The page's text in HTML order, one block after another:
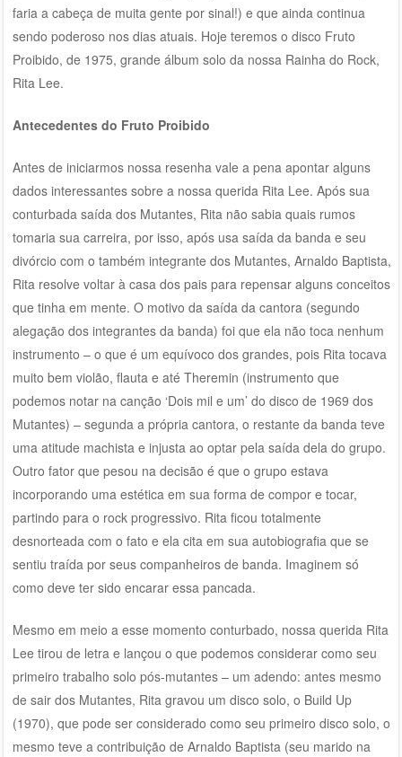
faria a cabeça de muita gente por sinal!) e que ainda continua
sendo poderoso nos dias atuais. Hoje teremos o disco Fruto
Proibido, de 1975, grande álbum solo da nossa Rainha do Rock,
Rita Lee.
Antecedentes do Fruto Proibido
Antes de iniciarmos nossa resenha vale a pena apontar alguns
dados interessantes sobre a nossa querida Rita Lee. Após sua
conturbada saída dos Mutantes, Rita não sabia quais rumos
tomaria sua carreira, por isso, após usa saída da banda e seu
divórcio com o também integrante dos Mutantes, Arnaldo Baptista,
Rita resolve voltar à casa dos pais para repensar alguns conceitos
que tinha em mente. O motivo da saída da cantora (segundo
alegação dos integrantes da banda) foi que ela não toca nenhum
instrumento – o que é um equívoco dos grandes, pois Rita tocava
muito bem violão, flauta e até Theremin (instrumento que
podemos notar na canção ‘Dois mil e um’ do disco de 1969 dos
Mutantes) – segunda a própria cantora, o restante da banda teve
uma atitude machista e injusta ao optar pela saída dela do grupo.
Outro fator que pesou na decisão é que o grupo estava
incorporando uma estética em sua forma de compor e tocar,
partindo para o rock progressivo. Rita ficou totalmente
desnorteada com o fato e ela cita em sua autobiografia que se
sentiu traída por seus companheiros de banda. Imaginem só
como deve ter sido encarar essa pancada.
Mesmo em meio a esse momento conturbado, nossa querida Rita
Lee tirou de letra e lançou o que podemos considerar como seu
primeiro trabalho solo pós-mutantes – um adendo: antes mesmo
de sair dos Mutantes, Rita gravou um disco solo, o Build Up
(1970), que pode ser considerado como seu primeiro disco solo, o
mesmo teve a contribuição de Arnaldo Baptista (seu marido na